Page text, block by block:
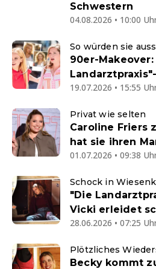
Schwestern
04.08.2026 • 10:00
So würden sie
90er-Makeover:
19.07.2026 • 15:55
Privat wie selten
Caroline Friers
hat sie ihren
01.07.2026 • 09:38
Schock in
"Die
Vicki erleidet
28.06.2026 • 07:25
Plötzliches
Becky kommt